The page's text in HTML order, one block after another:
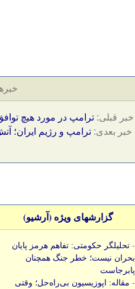
خبر قبلی:ترامپ در مورد هیچ
خبر بعدی:ترامپ و رژیم ایران؛
گزارشهای ویژه (آرشيو)
- تحلیلگر حکومتی: تفاهم هرمز پایان
بحران نیست؛ خطر جنگ همچنان
پابرجاست
- مقاله: اپوزیسیون بی‌راه‌حل؛ وقتی